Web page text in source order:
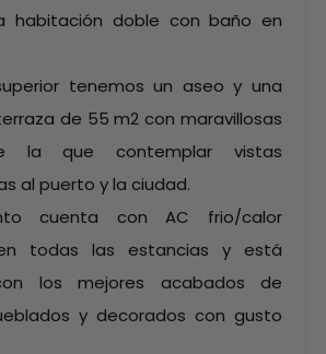
habitación doble con baño en
tenemos un aseo y una
de 55 m2 con maravillosas
la que contemplar vistas
al puerto y la ciudad.
cuenta con AC frio/calor
todas las estancias y está
los mejores acabados de
y decorados con gusto